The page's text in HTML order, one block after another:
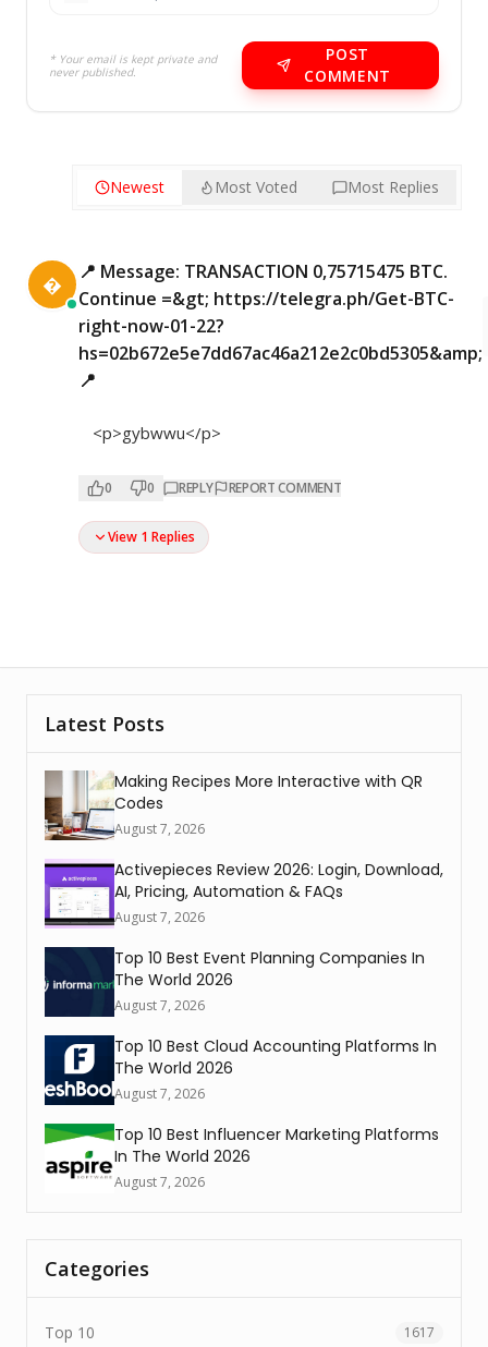
* Your email is kept private and
never published.
POST
COMMENT
Newest Most Voted Most Replies

📍 Message: TRANSACTION 0,75715475 BTC.
Continue =&gt; https://telegra.ph/Get-BTC-
right-now-01-22?
hs=02b672e5e7dd67ac46a212e2c0bd5305&amp;
📍
<p>gybwwu</p>
0 0 REPLY REPORT COMMENT
View 1 Replies
Latest Posts
Making Recipes More Interactive with QR
Codes
August 7, 2026
Activepieces Review 2026: Login, Download,
AI, Pricing, Automation & FAQs
August 7, 2026
Top 10 Best Event Planning Companies In
The World 2026
August 7, 2026
Top 10 Best Cloud Accounting Platforms In
The World 2026
August 7, 2026
Top 10 Best Influencer Marketing Platforms
In The World 2026
August 7, 2026
Categories
Top 10 1617